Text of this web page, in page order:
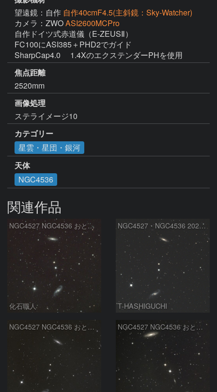
望遠鏡：自作 自作40cmF4.5(主斜鏡：Sky-Watcher)
カメラ：ZWOASI2600MCPro
自作ドイツ式赤道儀（E-ZEUSⅡ）
FC100にASI385＋PHD2でガイド
SharpCap4.0 　1.4XのエクステンダーPHを使用
焦点距離
2520mm
画像処理
ステライメージ10
カテゴリー
星雲・星団・銀河
天体
NGC4536
関連作品
NGC4527 NGC4536 おとめ座
化石職人
NGC4527・NGC4536 2026/05/13
T-HASHIGUCHI
NGC4527 NGC4536 おとめ座 NGC4527 NGC4536 おとめ座